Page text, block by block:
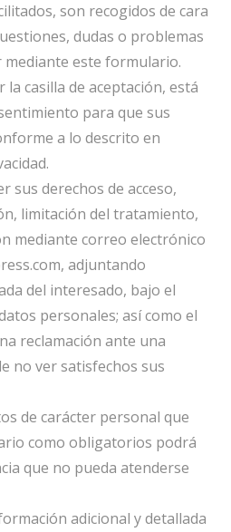
son recogidos de cara
dudas o problemas
mediante este formulario.
la casilla de aceptación, está
para que sus
a lo descrito en
sus derechos de acceso,
limitación del tratamiento,
mediante correo electrónico
adjuntando
del interesado, bajo el
personales; así como el
reclamación ante una
no ver satisfechos sus
de carácter personal que
como obligatorios podrá
que no pueda atenderse
adicional y detallada